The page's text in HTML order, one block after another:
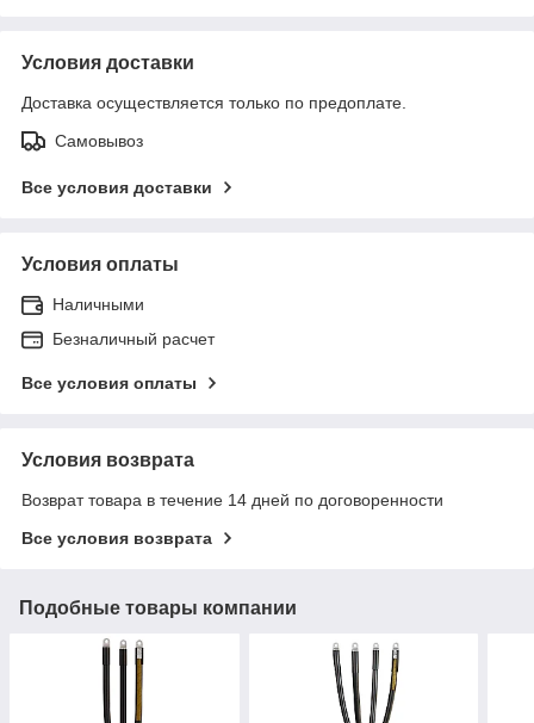
Условия доставки
Доставка осуществляется только по предоплате.
Самовывоз
Все условия доставки
Условия оплаты
Наличными
Безналичный расчет
Все условия оплаты
Условия возврата
Возврат товара в течение 14 дней по договоренности
Все условия возврата
Подобные товары компании